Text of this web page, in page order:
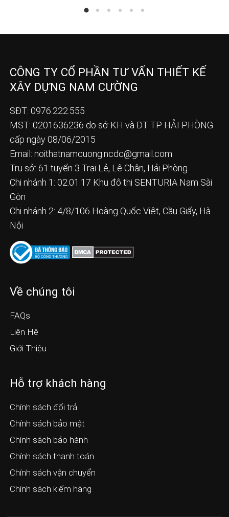
CÔNG TY CỔ PHẦN TƯ VẤN THIẾT KẾ
XÂY DỰNG NAM CƯỜNG
SĐT: 0976.222.555
MST: 0201636236 do sở KH và ĐT TP HẢI PHÒNG
cấp ngày 08/06/2015
Email: noithatnamcuong.ncdc@gmail.com
Trụ sở: 61 tuyến 3 Trại Lẻ, Lê Chân, Hải Phòng
Chi nhánh 1: 02.01.17 Khu đô thị SENTURIA Nam Sài
Gòn
Chi nhánh 2: 4/8/106 Hoàng Quốc Việt, Cầu Giấy, Hà
Nội
Về chúng tôi
FAQs
Liên Hệ
Giới Thiệu
Hỗ trợ khách hàng
Chính sách đổi trả
Chính sách bảo mật
Chính sách bảo hành
Chính sách thanh toán
Chính sách vận chuyển
Chính sách kiểm hàng